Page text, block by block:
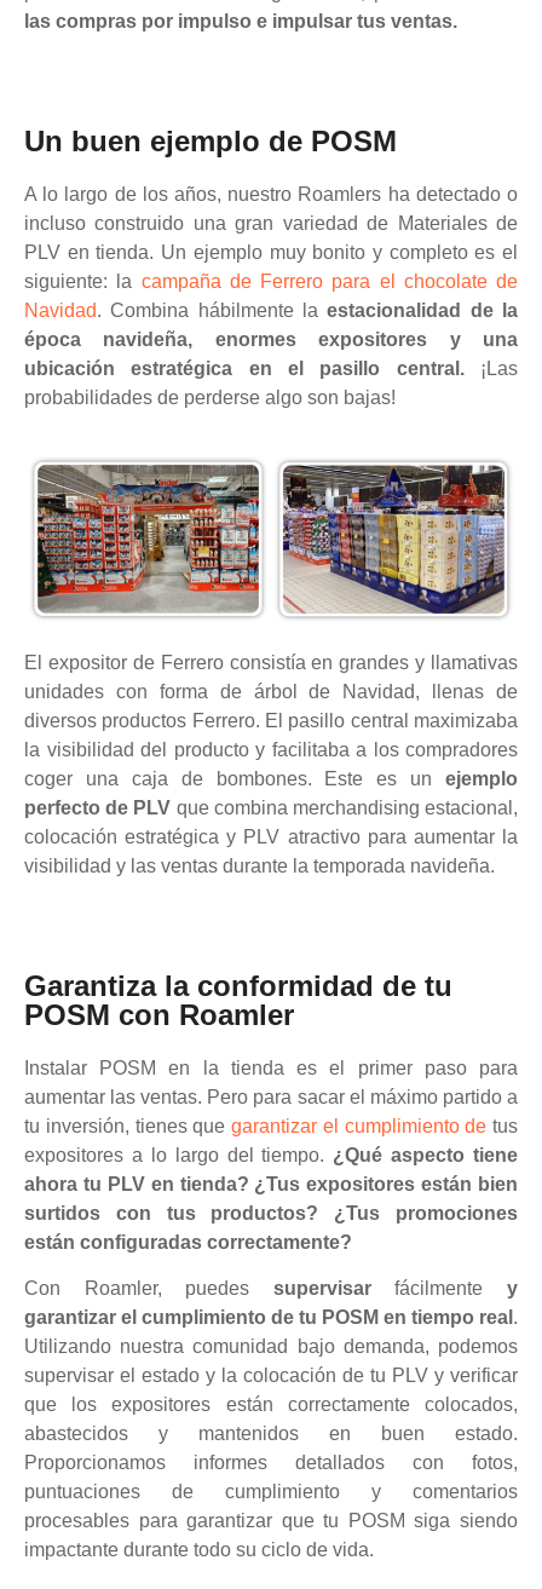
las compras por impulso e impulsar tus ventas.
Un buen ejemplo de POSM
A lo largo de los años, nuestro Roamlers ha detectado o
incluso construido una gran variedad de Materiales de
PLV en tienda. Un ejemplo muy bonito y completo es el
siguiente: la campaña de Ferrero para el chocolate de
Navidad. Combina hábilmente laestacionalidad de la
época navideña, enormes expositores y una
ubicación estratégica en el pasillo central.¡Las
probabilidades de perderse algo son bajas!
El expositor de Ferrero consistía en grandes y llamativas
unidades con forma de árbol de Navidad, llenas de
diversos productos Ferrero. El pasillo central maximizaba
la visibilidad del producto y facilitaba a los compradores
coger una caja de bombones. Este es un ejemplo
perfecto de PLV que combina merchandising estacional,
colocación estratégica y PLV atractivo para aumentar la
visibilidad y las ventas durante la temporada navideña.
Garantiza la conformidad de tu
POSM con Roamler
Instalar POSM en la tienda es el primer paso para
aumentar las ventas. Pero para sacar el máximo partido a
tu inversión, tienes que garantizar el cumplimiento de tus
expositores a lo largo del tiempo. ¿Qué aspecto tiene
ahora tu PLV en tienda? ¿Tus expositores están bien
surtidos con tus productos? ¿Tus promociones
están configuradas correctamente?
Con Roamler, puedes supervisarfácilmentey
garantizar el cumplimiento de tu POSM en tiempo real .
Utilizando nuestra comunidad bajo demanda, podemos
supervisar el estado y la colocación de tu PLV y verificar
que los expositores están correctamente colocados,
abastecidos y mantenidos en buen estado.
Proporcionamos informes detallados con fotos,
puntuaciones de cumplimiento y comentarios
procesables para garantizar que tu POSM siga siendo
impactante durante todo su ciclo de vida.